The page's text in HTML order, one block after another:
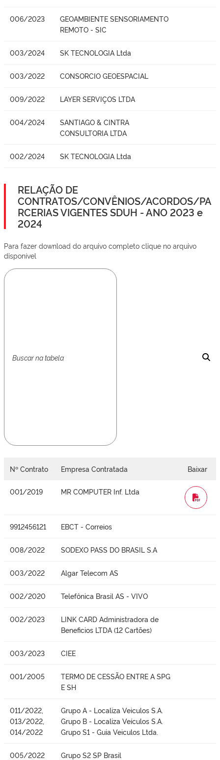
006/2023
GEOAMBIENTE SENSORIAMENTO
REMOTO - SIC
003/2024 SK TECNOLOGIA Ltda
003/2022 CONSORCIO GEOESPACIAL
009/2022 LAYER SERVIÇOS LTDA
004/2024
SANTIAGO & CINTRA
CONSULTORIA LTDA
002/2024 SK TECNOLOGIA Ltda
RELAÇÃO DE
CONTRATOS/CONVÊNIOS/ACORDOS/PA
RCERIAS VIGENTES SDUH - ANO 2023 e
2024
Para fazer download do arquivo completo clique no arquivo
disponível
Nº Contrato Empresa Contratada Baixar
001/2019 MR COMPUTER Inf. Ltda
WORD
9912456121 EBCT - Correios
008/2022 SODEXO PASS DO BRASIL S.A
003/2022 Algar Telecom AS
002/2020 Telefônica Brasil AS - VIVO
002/2023
LINK CARD Administradora de
Beneficios LTDA (12 Cartões)
003/2023 CIEE
001/2005
TERMO DE CESSÃO ENTRE A SPG
E SH
011/2022,
013/2022,
014/2022
Grupo A - Localiza Veiculos S.A.
Grupo B - Localiza Veículos S.A.
Grupo S1 - Guia Veiculos Ltda.
005/2022 Grupo S2 SP Brasil